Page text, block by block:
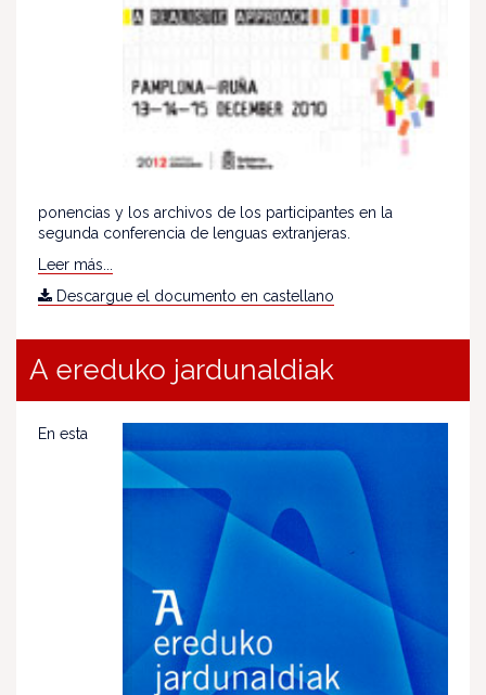
ponencias y los archivos de los participantes en la
segunda conferencia de lenguas extranjeras.
Leer más...
Descargue el documento en castellano
A ereduko jardunaldiak
En esta